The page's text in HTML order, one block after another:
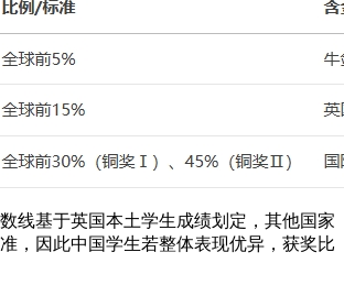
数线基于英国本土学生成绩划定，其他国家
，因此中国学生若整体表现优异，获奖比